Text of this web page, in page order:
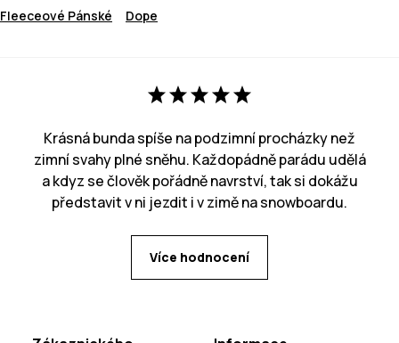
Fleeceové Pánské
Dope
Krásná bunda spíše na podzimní procházky než
zimní svahy plné sněhu. Každopádně parádu udělá
a kdyz se člověk pořádně navrství, tak si dokážu
představit v ni jezdit i v zimě na snowboardu.
Více hodnocení